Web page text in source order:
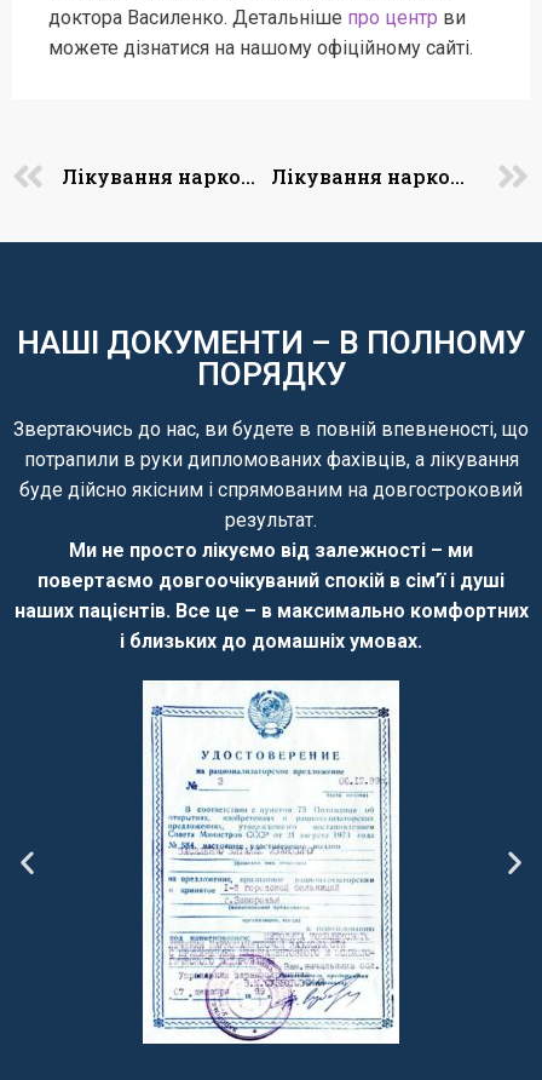
доктора Василенко. Детальніше про центр ви
можете дізнатися на нашому офіційному сайті.
Лікування наркоманії в Одесі Лікування наркоманії в Миколаєві
НАШІ ДОКУМЕНТИ – В ПОЛНОМУ
ПОРЯДКУ
Звертаючись до нас, ви будете в повній впевненості, що
потрапили в руки дипломованих фахівців, а лікування
буде дійсно якісним і спрямованим на довгостроковий
результат.
Ми не просто лікуємо від залежності – ми
повертаємо довгоочікуваний спокій в сім’ї і душі
наших пацієнтів. Все це – в максимально комфортних
і близьких до домашніх умовах.